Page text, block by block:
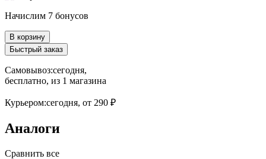
Начислим 7 бонусов
В корзину
Быстрый заказ
Самовывоз:сегодня,
бесплатно, из 1 магазина
Курьером:сегодня, от 290 ₽
Аналоги
Сравнить все